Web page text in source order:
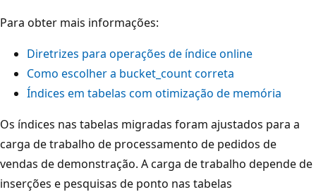
Para obter mais informações:
Diretrizes para operações de índice online
Como escolher a bucket_count correta
Índices em tabelas com otimização de memória
Os índices nas tabelas migradas foram ajustados para a
carga de trabalho de processamento de pedidos de
vendas de demonstração. A carga de trabalho depende de
inserções e pesquisas de ponto nas tabelas